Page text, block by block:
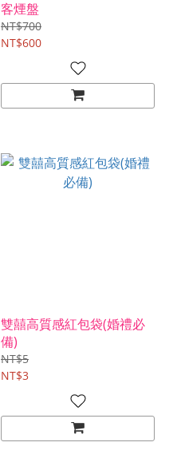
客煙盤
NT$700
NT$600
雙囍高質感紅包袋(婚禮必
備)
NT$5
NT$3